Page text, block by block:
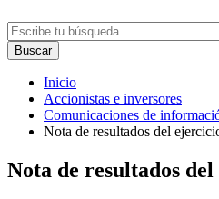
Inicio
Accionistas e inversores
Comunicaciones de
Nota de resultados del
Nota de resultados